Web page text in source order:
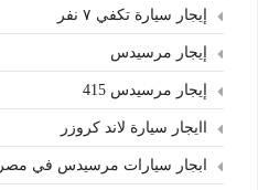
إيجار سيارة تكفي ٧ نفر
إيجار مرسيدس
إيجار مرسيدس 415
اايجار سيارة لاند كروزر
ابجار سيارات مرسيدس في مصر